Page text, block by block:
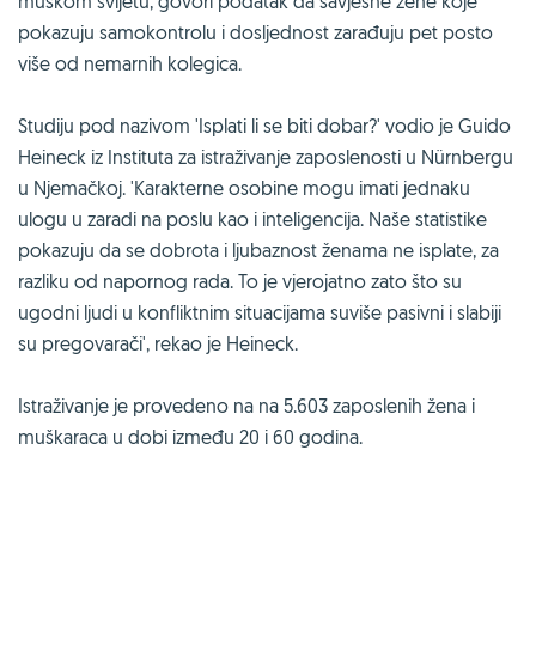
pokazuju samokontrolu i dosljednost zarađuju pet posto
više od nemarnih kolegica.
Studiju pod nazivom 'Isplati li se biti dobar?' vodio je Guido
Heineck iz Instituta za istraživanje zaposlenosti u Nürnbergu
u Njemačkoj. 'Karakterne osobine mogu imati jednaku
ulogu u zaradi na poslu kao i inteligencija. Naše statistike
pokazuju da se dobrota i ljubaznost ženama ne isplate, za
razliku od napornog rada. To je vjerojatno zato što su
ugodni ljudi u konfliktnim situacijama suviše pasivni i slabiji
su pregovarači', rekao je Heineck.
Istraživanje je provedeno na na 5.603 zaposlenih žena i
muškaraca u dobi između 20 i 60 godina.